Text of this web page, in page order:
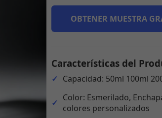
OBTENER MUESTRA
Características del
Capacidad: 50ml 100ml
Color: Esmerilado,
colores personalizados